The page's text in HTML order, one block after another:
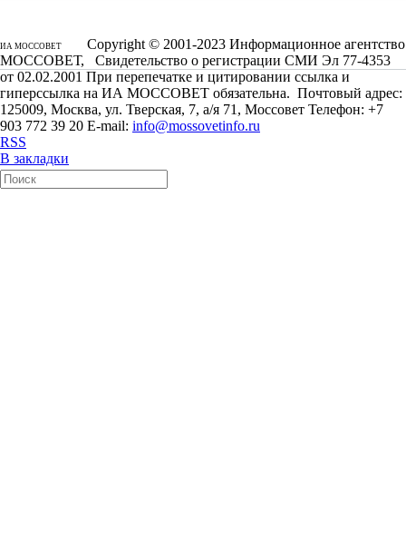
ИА МОССОВЕТ
Copyright © 2001-2023 Информационное агентство
МОССОВЕТ, Свидетельство о регистрации СМИ Эл 77-4353
от 02.02.2001 При перепечатке и цитировании ссылка и
гиперссылка на ИА МОССОВЕТ обязательна. Почтовый адрес:
125009, Москва, ул. Тверская, 7, а/я 71, Моссовет Телефон: +7
903 772 39 20 E-mail: info@mossovetinfo.ru
RSS
В закладки